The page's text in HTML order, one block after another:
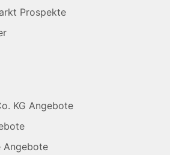
Prospekte
KG Angebote
Angebote